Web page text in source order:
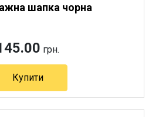
шапка чорна
грн.
Купити